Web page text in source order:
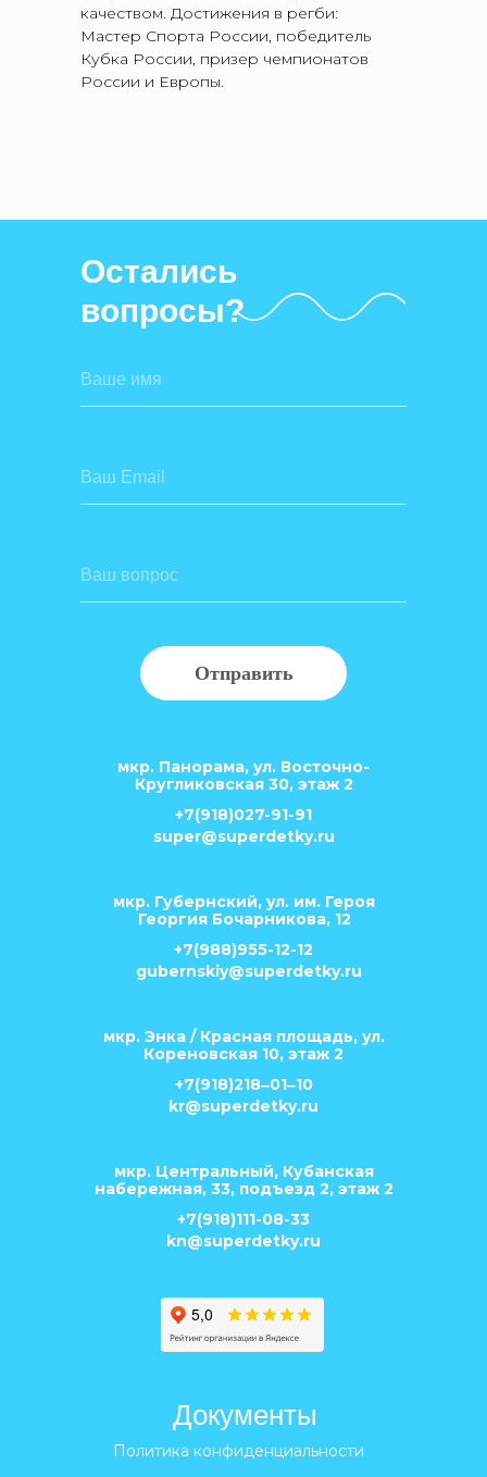
качеством. Достижения в регби:
Мастер Спорта России, победитель
Кубка России, призер чемпионатов
России и Европы.
Остались
вопросы?
Отправить
Документы
Политика конфиденциальности
мкр. Губернский, ул. им. Героя
Георгия Бочарникова, 12
+7(988)955-12-12
gubernskiy@superdetky.ru
мкр. Панорама, ул. Восточно-
Кругликовская 30, этаж 2
super@superdetky.ru
+7(918)027-91-91
мкр. Энка / Красная площадь, ул.
Кореновская 10, этаж 2
+7(918)218‒01‒10
kr@superdetky.ru
мкр. Центральный, Кубанская
набережная, 33, подъезд 2, этаж 2
+7(918)111-08-33
kn@superdetky.ru